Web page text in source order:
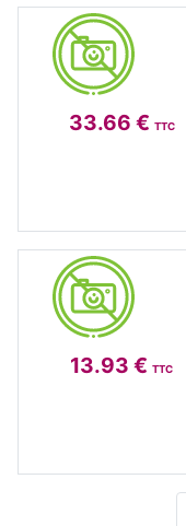
33.66 € TTC
13.93 € TTC